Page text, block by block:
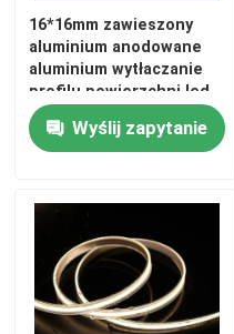
16*16mm zawieszony
aluminium anodowane
aluminium wytłaczanie
profilu powierzchni led
kąta zamontowany
profilu paska świetlnego
Wyślij zapytanie